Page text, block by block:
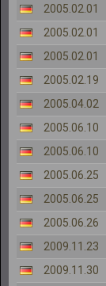
2005.02.01
2005.02.01
2005.02.01
2005.02.19
2005.04.02
2005.06.10
2005.06.10
2005.06.25
2005.06.25
2005.06.26
2009.11.23
2009.11.30